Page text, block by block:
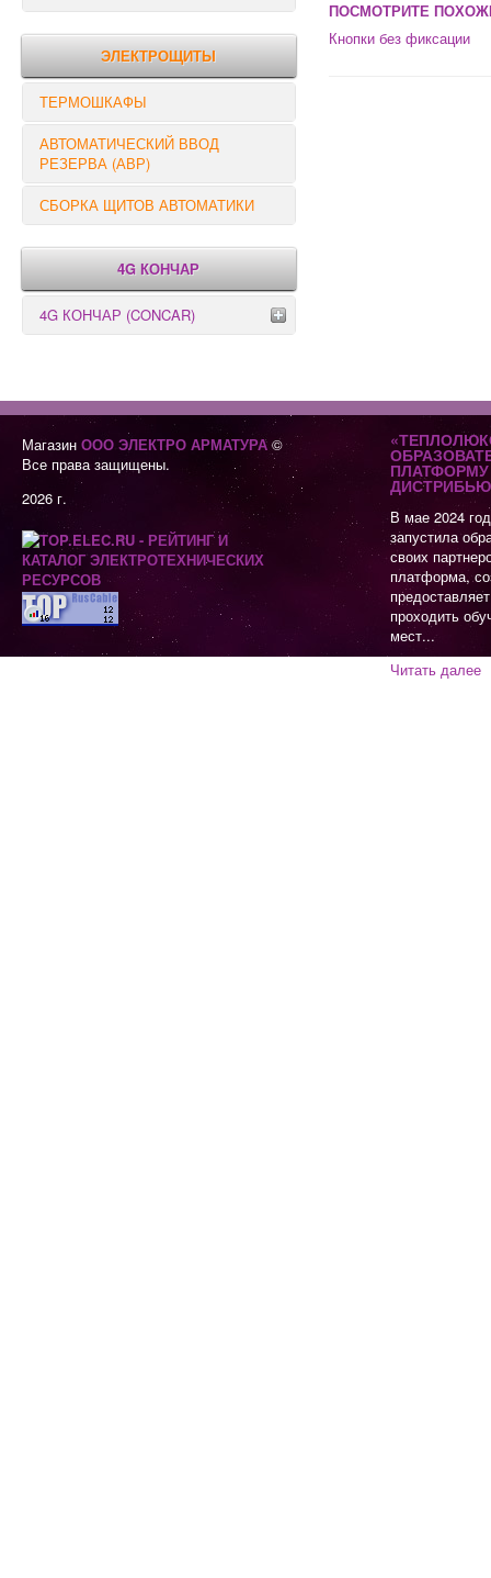
РЕЛЕ КОНТРОЛЯ
ЭЛЕКТРОЩИТЫ
ТЕРМОШКАФЫ
АВТОМАТИЧЕСКИЙ ВВОД
РЕЗЕРВА (АВР)
СБОРКА ЩИТОВ АВТОМАТИКИ
4G КОНЧАР
4G КОНЧАР (CONCAR)
ПОСМОТРИТЕ
Кнопки без фиксации
Магазин ООО ЭЛЕКТРО АРМАТУРА©
Все права защищены.
2026 г.
В мае 2024
запустила
своих
платформа,
проходить
мест...
Читать далее